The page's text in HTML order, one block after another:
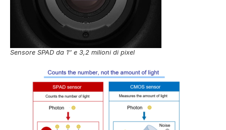
Sensore SPAD da 1″ e 3,2 milioni di pixel